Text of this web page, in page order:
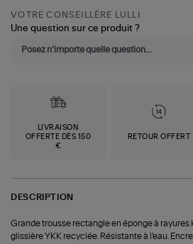
VOTRE CONSEILLÈRE LULLI
Une question sur ce produit ?
LIVRAISON
OFFERTE DÈS 150
€
RETOUR OFFERT
DESCRIPTION
Grande trousse rectangle en éponge à rayures
glissière YKK recyclée. Résistante à l'eau.